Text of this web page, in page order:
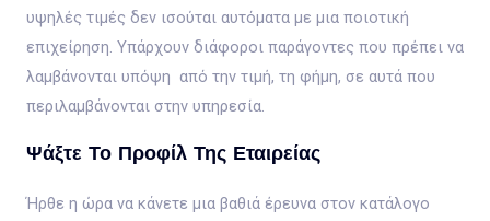
υψηλές τιμές δεν ισούται αυτόματα με μια ποιοτική
επιχείρηση. Υπάρχουν διάφοροι παράγοντες που πρέπει να
λαμβάνονται υπόψη από την τιμή, τη φήμη, σε αυτά που
περιλαμβάνονται στην υπηρεσία.
Ψάξτε Το Προφίλ Της Εταιρείας
Ήρθε η ώρα να κάνετε μια βαθιά έρευνα στον κατάλογο